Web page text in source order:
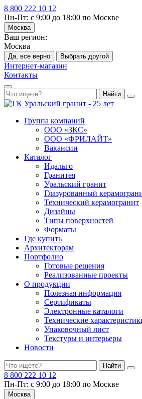
8 800 222 10 12
Пн-Пт: с 9:00 до 18:00 по Москве
Москва
Ваш регион:
Москва
Да, все верно Выбрать другой
Интернет-магазин
Контакты
Найти
Группа компаний
ООО «ЗКС»
ООО «ФРИЛАЙТ»
Вакансии
Каталог
Идальго
Гранитея
Уральский гранит
Глазурованный
Технический керамогранит
Дизайны
Типы поверхностей
Форматы
Где купить
Архитекторам
Портфолио
Готовые решения
Реализованные проекты
О продукции
Полезная информация
Сертификаты
Электронные каталоги
Технические
Упаковочный лист
Текстуры и интерьеры
Новости
Найти
8 800 222 10 12
Пн-Пт: с 9:00 до 18:00 по Москве
Москва